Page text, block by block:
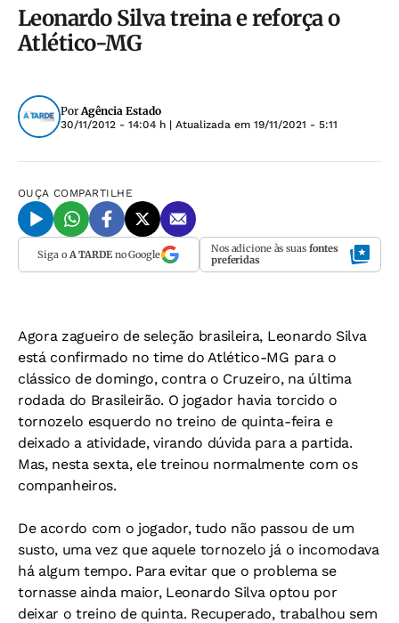
Leonardo Silva treina e reforça o
Atlético-MG
PorAgência Estado
30/11/2012 - 14:04 h | Atualizada em 19/11/2021 - 5:11
OUÇA COMPARTILHE
Siga o A TARDEno Google Nos adicione às suas fontes
preferidas
Agora zagueiro de seleção brasileira, Leonardo Silva
está confirmado no time do Atlético-MG para o
clássico de domingo, contra o Cruzeiro, na última
rodada do Brasileirão. O jogador havia torcido o
tornozelo esquerdo no treino de quinta-feira e
deixado a atividade, virando dúvida para a partida.
Mas, nesta sexta, ele treinou normalmente com os
companheiros.
De acordo com o jogador, tudo não passou de um
susto, uma vez que aquele tornozelo já o incomodava
há algum tempo. Para evitar que o problema se
tornasse ainda maior, Leonardo Silva optou por
deixar o treino de quinta. Recuperado, trabalhou sem